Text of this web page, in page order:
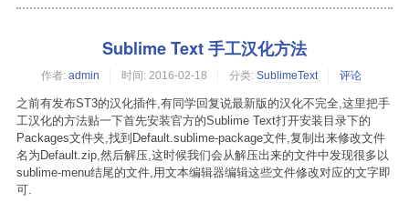
Sublime Text 手工汉化方法
作者: admin 时间: 2016-02-18 分类: SublimeText 评论
之前有发布ST3的汉化插件,有同学回复说最新版的汉化不完全,这里把手
工汉化的方法贴一下首先安装官方的Sublime Text打开安装目录下的
Packages文件夹,找到Default.sublime-package文件,复制出来修改文件
名为Default.zip,然后解压,这时候我们会从解压出来的文件中发现很多以
sublime-menu结尾的文件,用文本编辑器编辑这些文件修改对应的文字即
可.